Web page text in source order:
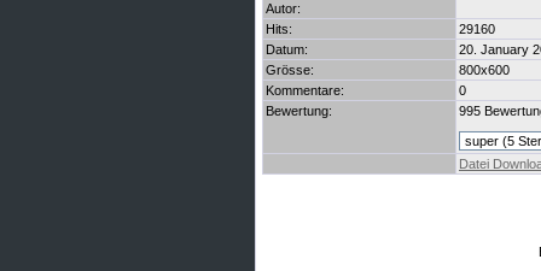
Autor:
Hits:
29160
Datum:
20. January
Grösse:
800x600
Kommentare:
0
Bewertung:
995
Datei